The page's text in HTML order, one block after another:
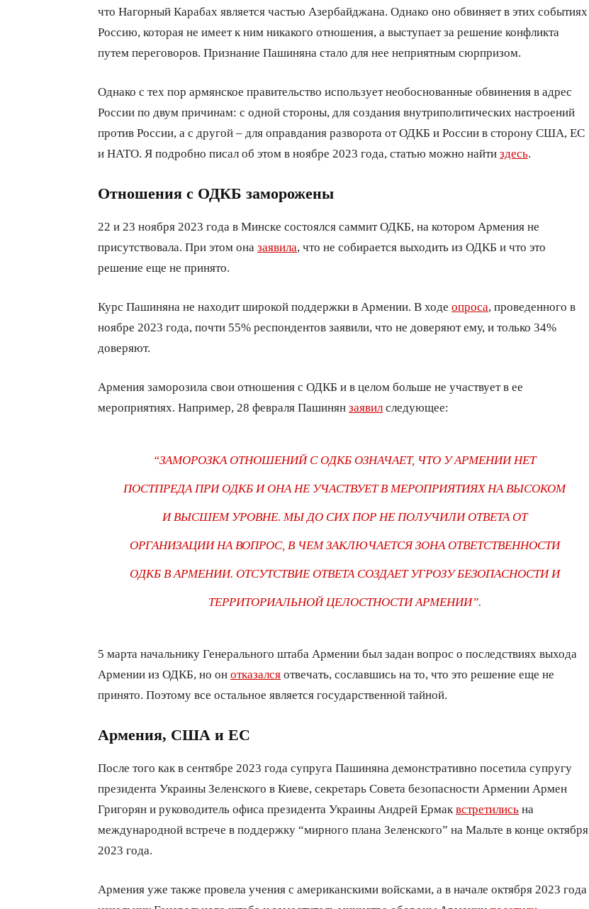
что Нагорный Карабах является частью Азербайджана. Однако оно обвиняет в этих событиях
Россию, которая не имеет к ним никакого отношения, а выступает за решение конфликта
путем переговоров. Признание Пашиняна стало для нее неприятным сюрпризом.
Однако с тех пор армянское правительство использует необоснованные обвинения в адрес
России по двум причинам: с одной стороны, для создания внутриполитических настроений
против России, а с другой – для оправдания разворота от ОДКБ и России в сторону США, ЕС
и НАТО. Я подробно писал об этом в ноябре 2023 года, статью можно найти здесь
Отношения с ОДКБ заморожены
22 и 23 ноября 2023 года в Минске состоялся саммит ОДКБ, на котором Армения не
присутствовала. При этом она заявила , что не собирается выходить из ОДКБ и что это
решение еще не принято.
Курс Пашиняна не находит широкой поддержки в Армении. В ходе опроса , проведенного в
ноябре 2023 года, почти 55% респондентов заявили, что не доверяют ему, и только 34%
доверяют.
Армения заморозила свои отношения с ОДКБ и в целом больше не участвует в ее
мероприятиях. Например, 28 февраля Пашинян заявил следующее:
“ЗАМОРОЗКА ОТНОШЕНИЙ С ОДКБ ОЗНАЧАЕТ, ЧТО У АРМЕНИИ НЕТ
ПОСТПРЕДА ПРИ ОДКБ И ОНА НЕ УЧАСТВУЕТ В МЕРОПРИЯТИЯХ НА ВЫСОКОМ
И ВЫСШЕМ УРОВНЕ. МЫ ДО СИХ ПОР НЕ ПОЛУЧИЛИ ОТВЕТА ОТ
ОРГАНИЗАЦИИ НА ВОПРОС, В ЧЕМ ЗАКЛЮЧАЕТСЯ ЗОНА ОТВЕТСТВЕННОСТИ
ОДКБ В АРМЕНИИ. ОТСУТСТВИЕ ОТВЕТА СОЗДАЕТ УГРОЗУ БЕЗОПАСНОСТИ И
ТЕРРИТОРИАЛЬНОЙ ЦЕЛОСТНОСТИ АРМЕНИИ”.
5 марта начальнику Генерального штаба Армении был задан вопрос о последствиях выхода
Армении из ОДКБ, но он отказался отвечать, сославшись на то, что это решение еще не
принято. Поэтому все остальное является государственной тайной.
Армения, США и ЕС
После того как в сентябре 2023 года супруга Пашиняна демонстративно посетила супругу
президента Украины Зеленского в Киеве, секретарь Совета безопасности Армении Армен
Григорян и руководитель офиса президента Украины Андрей Ермак встретились на
международной встрече в поддержку “мирного плана Зеленского” на Мальте в конце октября
2023 года.
Армения уже также провела учения с американскими войсками, а в начале октября 2023 года